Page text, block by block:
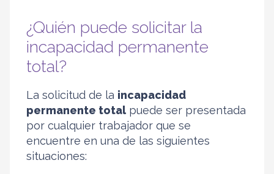
¿Quién puede solicitar la
incapacidad permanente
total?
La solicitud de la incapacidad
permanente total puede ser presentada
por cualquier trabajador que se
encuentre en una de las siguientes
situaciones: